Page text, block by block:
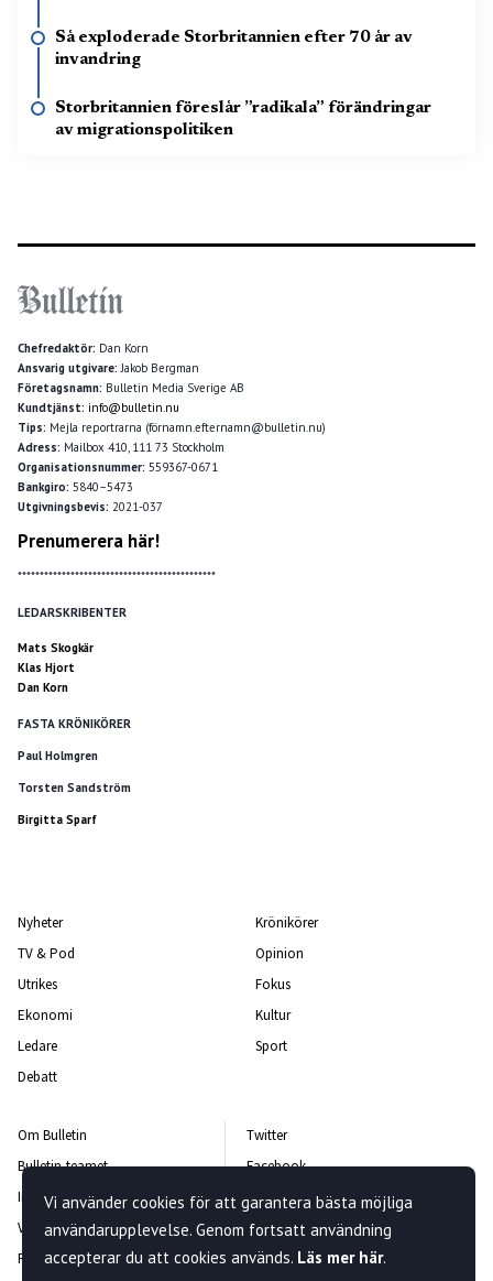
Så exploderade Storbritannien efter 70 år av
invandring
Storbritannien föreslår ”radikala” förändringar
av migrationspolitiken
Chefredaktör: Dan Korn
Ansvarig utgivare: Jakob Bergman
Företagsnamn: Bulletin Media Sverige AB
Kundtjänst: info@bulletin.nu
Tips: Mejla reportrarna (förnamn.efternamn@bulletin.nu)
Adress: Mailbox 410, 111 73 Stockholm
Organisationsnummer: 559367-0671
Bankgiro: 5840–5473
Utgivningsbevis: 2021-037
Prenumerera här!
*********************************************
LEDARSKRIBENTER
Mats Skogkär
Klas Hjort
Dan Korn
FASTA KRÖNIKÖRER
Paul Holmgren
Torsten Sandström
Birgitta Sparf
Nyheter
TV & Pod
Utrikes
Ekonomi
Ledare
Debatt
Krönikörer
Opinion
Fokus
Kultur
Sport
Om Bulletin
Bulletin-teamet
Integritetspolicy
Vanliga frågor och svar
Rättelsepolicy
Twitter
Facebook
Instagram
Kontakta oss
Nyhetsbrev
Vi använder cookies för att garantera bästa möjliga
användarupplevelse. Genom fortsatt användning
accepterar du att cookies används. Läs mer här.